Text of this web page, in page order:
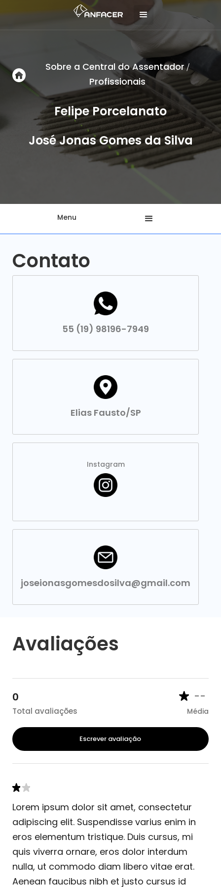
Sobre a Central do Assentador/
Profissionais
Felipe Porcelanato
José Jonas Gomes da Silva
Menu
Contato
55 (19) 98196-7949
Elias Fausto/SP
Instagram
joseionasgomesdosilva@gmail.com
Avaliações
0
Total avaliações
--
Média
Escrever avaliação
Lorem ipsum dolor sit amet, consectetur
adipiscing elit. Suspendisse varius enim in
eros elementum tristique. Duis cursus, mi
quis viverra ornare, eros dolor interdum
nulla, ut commodo diam libero vitae erat.
Aenean faucibus nibh et justo cursus id